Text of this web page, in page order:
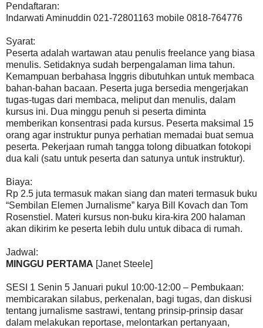
Pendaftaran:
Indarwati Aminuddin 021-72801163 mobile 0818-764776
Syarat:
Peserta adalah wartawan atau penulis freelance yang biasa
menulis. Setidaknya sudah berpengalaman lima tahun.
Kemampuan berbahasa Inggris dibutuhkan untuk membaca
bahan-bahan bacaan. Peserta juga bersedia mengerjakan
tugas-tugas dari membaca, meliput dan menulis, dalam
kursus ini. Dua minggu penuh si peserta diminta
memberikan konsentrasi pada kursus. Peserta maksimal 15
orang agar instruktur punya perhatian memadai buat semua
peserta. Pekerjaan rumah tangga tolong dibuatkan fotokopi
dua kali (satu untuk peserta dan satunya untuk instruktur).
Biaya:
Rp 2.5 juta termasuk makan siang dan materi termasuk buku
“Sembilan Elemen Jurnalisme” karya Bill Kovach dan Tom
Rosenstiel. Materi kursus non-buku kira-kira 200 halaman
akan dikirim ke peserta lebih dulu untuk dibaca di rumah.
Jadwal:
MINGGU PERTAMA [Janet Steele]
SESI 1 Senin 5 Januari pukul 10:00-12:00 – Pembukaan:
membicarakan silabus, perkenalan, bagi tugas, dan diskusi
tentang jurnalisme sastrawi, tentang prinsip-prinsip dasar
dalam melakukan reportase, melontarkan pertanyaan,